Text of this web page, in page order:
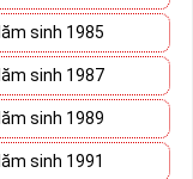
sinh 1985
sinh 1987
sinh 1989
sinh 1991